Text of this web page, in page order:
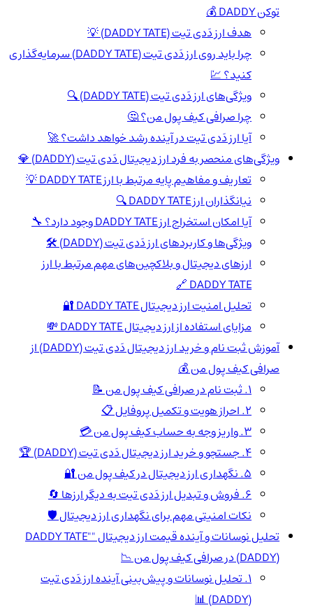
توکن DADDY 💰
هدف ارز دَدی تیت (DADDY TATE) 💡
چرا باید روی ارز دَدی تیت (DADDY TATE) سرمایه‌گذاری
کنید؟ 💹
ویژگی‌های ارز دَدی تیت (DADDY TATE) 🔍
چرا صرافی کیف پول من؟ 🤔
آیا ارز دَدی تیت در آینده رشد خواهد داشت؟ 🚀
ویژگی‌های منحصر به فرد ارز دیجیتال دَدی تیت (DADDY) 💎
تعاریف و مفاهیم پایه مرتبط با ارز DADDY TATE 💡
نیانگذاران ارز DADDY TATE 🔍
آیا امکان استخراج ارز DADDY TATE وجود دارد؟ 🔧
ویژگی‌ها و کاربردهای ارز دَدی تیت (DADDY) 🛠️
ارزهای دیجیتال و بلاکچین‌های مهم مرتبط با ارز
DADDY TATE 🔗
تحلیل امنیت ارز دیجیتال DADDY TATE 🔐
مزایای استفاده از ارز دیجیتال DADDY TATE 💸
آموزش ثبت نام و خرید ارز دیجیتال دَدی تیت (DADDY) از
صرافی کیف پول من 💰
2. احراز هویت و تکمیل پروفایل 📋
3. واریز وجه به حساب کیف پول من 💳
4. جستجو و خرید ارز دیجیتال دَدی تیت (DADDY) 🏆
5. نگهداری ارز دیجیتال در کیف پول من 🔐
6. فروش و تبدیل ارز دَدی تیت به دیگر ارزها 🔄
نکات امنیتی مهم برای نگهداری ارز دیجیتال 🛡️
تحلیل نوسانات و آینده قیمت ارز دیجیتال "DADDY TATE"
(DADDY) در صرافی کیف پول من 📉
1. تحلیل نوسانات و پیش‌بینی آینده ارز دَدی تیت